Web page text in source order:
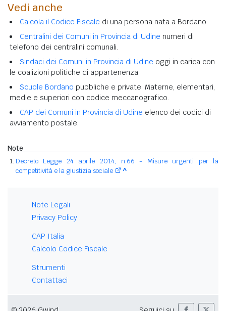
Vedi anche
Calcola il Codice Fiscale di una persona nata a Bordano.
Centralini dei Comuni in Provincia di Udine numeri di
telefono dei centralini comunali.
Sindaci dei Comuni in Provincia di Udine oggi in carica con
le coalizioni politiche di appartenenza.
Scuole Bordano pubbliche e private. Materne, elementari,
medie e superiori con codice meccanografico.
CAP dei Comuni in Provincia di Udine elenco dei codici di
avviamento postale.
Note
Decreto Legge 24 aprile 2014, n.66 - Misure urgenti per la
competitività e la giustizia sociale
^
Note Legali
Privacy Policy
CAP Italia
Calcolo Codice Fiscale
Strumenti
Contattaci